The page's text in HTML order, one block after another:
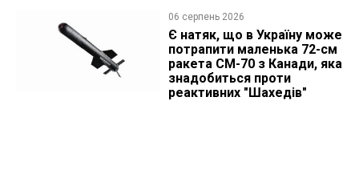
06 серпень 2026
Є натяк, що в Україну може
потрапити маленька 72-см
ракета CM-70 з Канади, яка
знадобиться проти
реактивних "Шахедів"